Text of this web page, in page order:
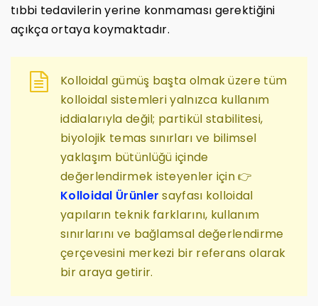
tıbbi tedavilerin yerine konmaması gerektiğini
açıkça ortaya koymaktadır.
Kolloidal gümüş başta olmak üzere tüm
kolloidal sistemleri yalnızca kullanım
iddialarıyla değil; partikül stabilitesi,
biyolojik temas sınırları ve bilimsel
yaklaşım bütünlüğü içinde
değerlendirmek isteyenler için 👉
Kolloidal Ürünler sayfası kolloidal
yapıların teknik farklarını, kullanım
sınırlarını ve bağlamsal değerlendirme
çerçevesini merkezi bir referans olarak
bir araya getirir.